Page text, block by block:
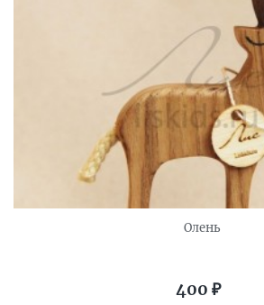
Олень
400 ₽